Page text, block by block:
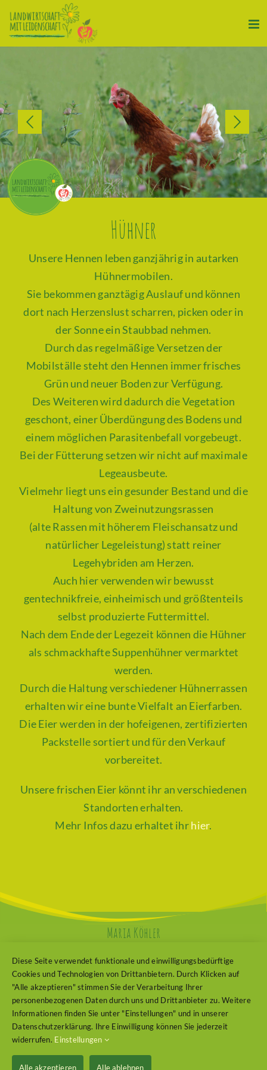
Inhalt
springen
Hühner
Unsere Hennen leben ganzjährig in autarken
Hühnermobilen.
Sie bekommen ganztägig Auslauf und können
dort nach Herzenslust scharren, picken oder in
der Sonne ein Staubbad nehmen.
Durch das regelmäßige Versetzen der
Mobilställe steht den Hennen immer frisches
Grün und neuer Boden zur Verfügung.
Des Weiteren wird dadurch die Vegetation
geschont, einer Überdüngung des Bodens und
einem möglichen Parasitenbefall vorgebeugt.
Bei der Fütterung setzen wir nicht auf maximale
Legeausbeute.
Vielmehr liegt uns ein gesunder Bestand und die
Haltung von Zweinutzungsrassen
(alte Rassen mit höherem Fleischansatz und
natürlicher Legeleistung) statt reiner
Legehybriden am Herzen.
Auch hier verwenden wir bewusst
gentechnikfreie, einheimisch und größtenteils
selbst produzierte Futtermittel.
Nach dem Ende der Legezeit können die Hühner
als schmackhafte Suppenhühner vermarktet
werden.
Durch die Haltung verschiedener Hühnerrassen
erhalten wir eine bunte Vielfalt an Eierfarben.
Die Eier werden in der hofeigenen, zertifizierten
Packstelle sortiert und für den Verkauf
vorbereitet.
Unsere frischen Eier könnt ihr an verschiedenen
Standorten erhalten.
Mehr Infos dazu erhaltet ihrhier.
Maria Köhler
Am Ring 6
04509 Krostitz | OT Kupsal
0 15 22-4 83 71 86
Impressum
Datenschutzerklärung
Diese Seite verwendet funktionale und einwilligungsbedürftige
Cookies und Technologien von Drittanbietern. Durch Klicken auf
"Alle akzeptieren" stimmen Sie der Verarbeitung Ihrer
personenbezogenen Daten durch uns und Drittanbieter zu. Weitere
Informationen finden Sie unter "Einstellungen" und in unserer
Datenschutzerklärung. Ihre Einwilligung können Sie jederzeit
widerrufen. Einstellungen
Alle akzeptieren Alle ablehnen